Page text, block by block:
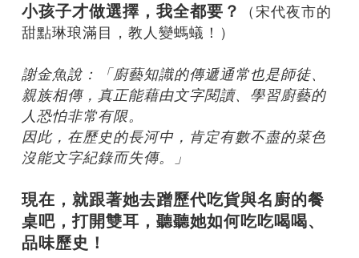
小孩子才做選擇，我全都要？
（宋代夜市的
甜點琳琅滿目，教人變螞蟻！）
謝金魚說：「廚藝知識的傳遞通常也是師徒、
親族相傳，真正能藉由文字閱讀、學習廚藝的
人恐怕非常有限。
因此，在歷史的長河中，肯定有數不盡的菜色
沒能文字紀錄而失傳。」
現在，就跟著她去蹭歷代吃貨與名廚的餐
桌吧，打開雙耳，聽聽她如何吃吃喝喝、
品味歷史！